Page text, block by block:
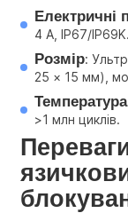
Електричні
4 A, IP67/IP69K.
Розмір:
25 × 15 мм),
Температура
>1 млн циклів.